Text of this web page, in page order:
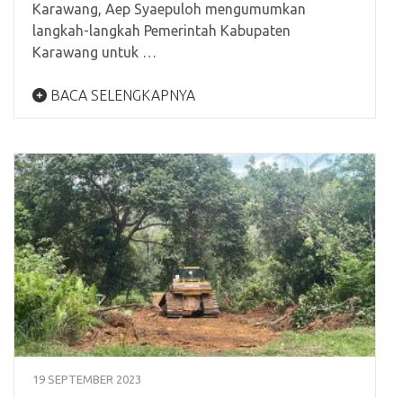
Karawang, Aep Syaepuloh mengumumkan
langkah-langkah Pemerintah Kabupaten
Karawang untuk …
BACA SELENGKAPNYA
19 SEPTEMBER 2023